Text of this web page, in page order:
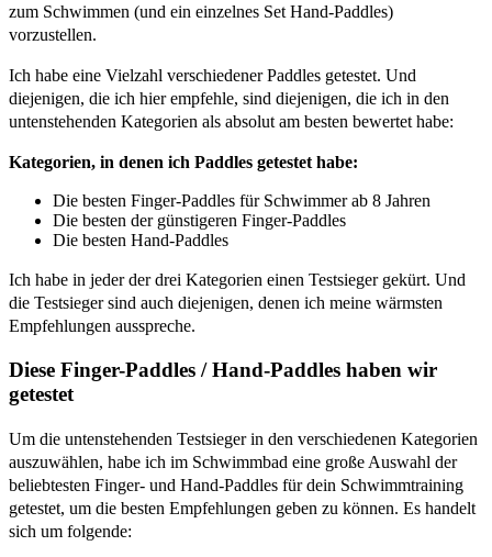
zum Schwimmen (und ein einzelnes Set Hand-Paddles)
vorzustellen.
Ich habe eine Vielzahl verschiedener Paddles getestet. Und
diejenigen, die ich hier empfehle, sind diejenigen, die ich in den
untenstehenden Kategorien als absolut am besten bewertet habe:
Kategorien, in denen ich Paddles getestet habe:
Die besten Finger-Paddles für Schwimmer ab 8 Jahren
Die besten der günstigeren Finger-Paddles
Die besten Hand-Paddles
Ich habe in jeder der drei Kategorien einen Testsieger gekürt. Und
die Testsieger sind auch diejenigen, denen ich meine wärmsten
Empfehlungen ausspreche.
Diese Finger-Paddles / Hand-Paddles haben wir
getestet
Um die untenstehenden Testsieger in den verschiedenen Kategorien
auszuwählen, habe ich im Schwimmbad eine große Auswahl der
beliebtesten Finger- und Hand-Paddles für dein Schwimmtraining
getestet, um die besten Empfehlungen geben zu können. Es handelt
sich um folgende: